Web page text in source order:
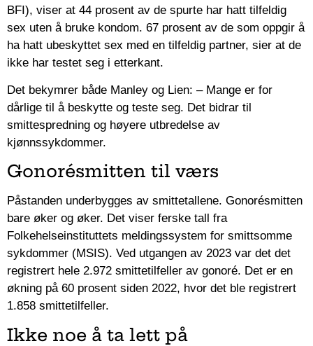
BFI), viser at 44 prosent av de spurte har hatt tilfeldig
sex uten å bruke kondom. 67 prosent av de som oppgir å
ha hatt ubeskyttet sex med en tilfeldig partner, sier at de
ikke har testet seg i etterkant.
Det bekymrer både Manley og Lien: – Mange er for
dårlige til å beskytte og teste seg. Det bidrar til
smittespredning og høyere utbredelse av
kjønnssykdommer.
Gonorésmitten til værs
Påstanden underbygges av smittetallene. Gonorésmitten
bare øker og øker. Det viser ferske tall fra
Folkehelseinstituttets meldingssystem for smittsomme
sykdommer (MSIS). Ved utgangen av 2023 var det det
registrert hele 2.972 smittetilfeller av gonoré. Det er en
økning på 60 prosent siden 2022, hvor det ble registrert
1.858 smittetilfeller.
Ikke noe å ta lett på